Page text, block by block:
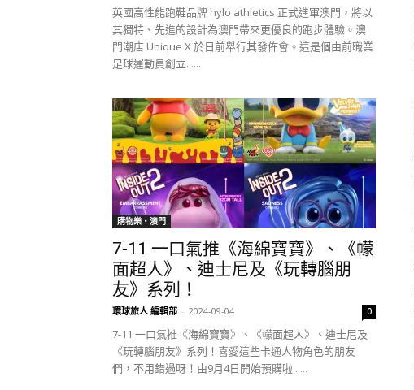
英國高性能跑鞋品牌 hylo athletics 正式進軍澳門，將以
其獨特、先進的設計為澳門帶來更優良的跑步體驗。澳
門潮店 Unique X 於日前舉行其發佈會。這是個由前職業
足球運動員創立......
購物樂‧澳門
7-11 一口氣推《海綿寶寶》、《幪
面超人》、迪士尼及《玩轉腦朋
友》系列！
環球旅人 編輯部 - 2024-09-04 0
7-11 一口氣推《海綿寶寶》、《幪面超人》、迪士尼及
《玩轉腦朋友》系列！喜愛這些卡通人物角色的朋友
們，不用錯過呀！由9月4日開始預購啦......